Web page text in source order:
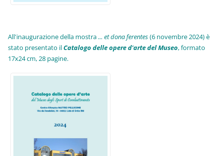
All'inaugurazione della mostra... et dona ferentes(6 novembre 2024) è
stato presentato ilCatalogo delle opere d'arte del Museo, formato
17x24 cm, 28 pagine.